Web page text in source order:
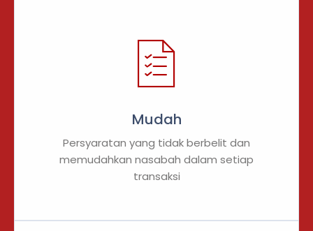
Mudah
Persyaratan yang tidak berbelit dan
memudahkan nasabah dalam setiap
transaksi